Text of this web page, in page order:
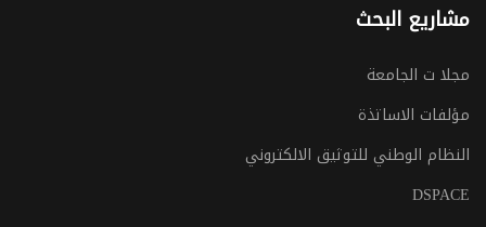
مشاريع البحث
مجلا ت الجامعة
مؤلفات الاساتذة
النظام الوطني للتوثيق الالكتروني
DSPACE